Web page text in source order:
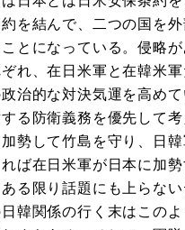
を結んで、二つの国を
とになっている。侵略が
れ、在日米軍と在韓米
治的な対決気運を高め
る防衛義務を優先して
勢して竹島を守り、日
れば在日米軍が日本に加
る限り話題にも上らな
韓関係の行く末はこの